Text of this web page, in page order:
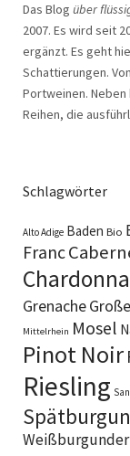
Das Blog über
2007. Es wird seit
ergänzt. Es geht
Schattierungen.
Portweinen.
Reihen, die
Schlagwörter
Alto Adige Baden Bio
Franc
Grenache
Mittelrhein Mosel
Pinot Noir
Riesling
Weißburgunder